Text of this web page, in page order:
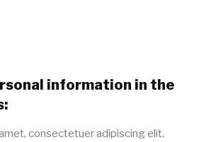
information in the
consectetuer adipiscing elit.